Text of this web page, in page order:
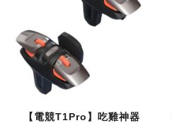
【電競T1Pro】吃雞神器